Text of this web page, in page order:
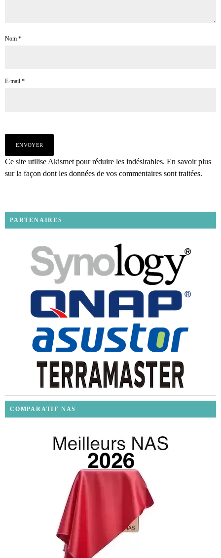
Nom *
E-mail *
Ce site utilise Akismet pour réduire les indésirables. En savoir plus
sur la façon dont les données de vos commentaires sont traitées.
PARTENAIRES
COMPARATIF NAS